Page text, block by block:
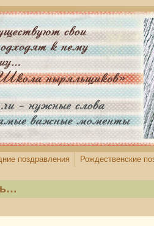
поздравления Рождественские